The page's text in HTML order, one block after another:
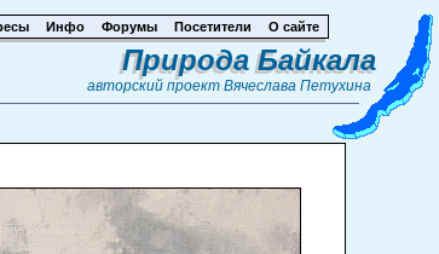
Инфо Форумы Посетители О сайте
Природа Байкала
авторский проект Вячеслава Петухина